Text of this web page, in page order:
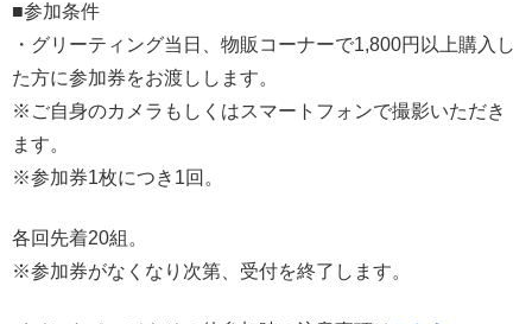
■参加条件
・グリーティング当日、物販コーナーで1,800円以上購入し
た方に参加券をお渡しします。
※ご自身のカメラもしくはスマートフォンで撮影いただき
ます。
※参加券1枚につき1回。
各回先着20組。
※参加券がなくなり次第、受付を終了します。